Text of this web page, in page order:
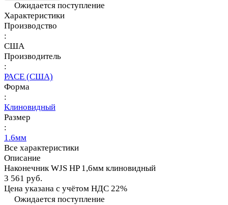
Ожидается поступление
Характеристики
Производство
:
США
Производитель
:
PACE (США)
Форма
:
Клиновидный
Размер
:
1.6мм
Все характеристики
Описание
Наконечник WJS HP 1,6мм клиновидный
3 561 руб.
Цена указана с учётом НДС 22%
Ожидается поступление